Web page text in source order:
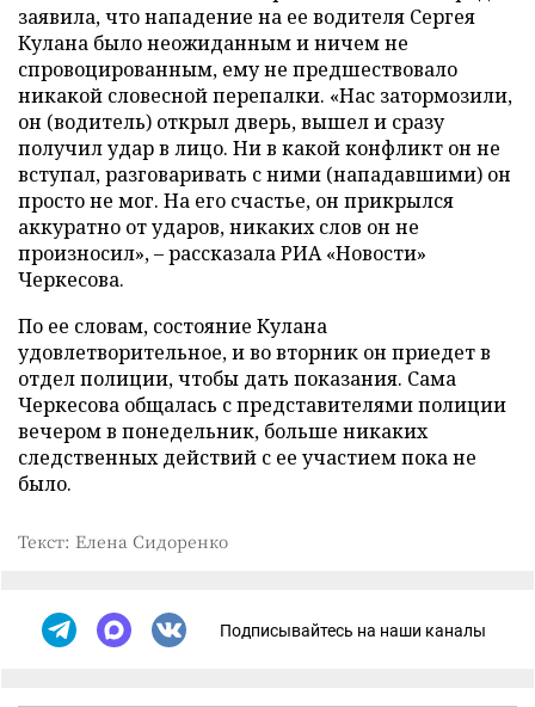
заявила, что нападение на ее водителя Сергея
Кулана было неожиданным и ничем не
спровоцированным, ему не предшествовало
никакой словесной перепалки. «Нас затормозили,
он (водитель) открыл дверь, вышел и сразу
получил удар в лицо. Ни в какой конфликт он не
вступал, разговаривать с ними (нападавшими) он
просто не мог. На его счастье, он прикрылся
аккуратно от ударов, никаких слов он не
произносил», – рассказала РИА «Новости»
Черкесова.
По ее словам, состояние Кулана
удовлетворительное, и во вторник он приедет в
отдел полиции, чтобы дать показания. Сама
Черкесова общалась с представителями полиции
вечером в понедельник, больше никаких
следственных действий с ее участием пока не
было.
Текст: Елена Сидоренко
Подписывайтесь на наши каналы